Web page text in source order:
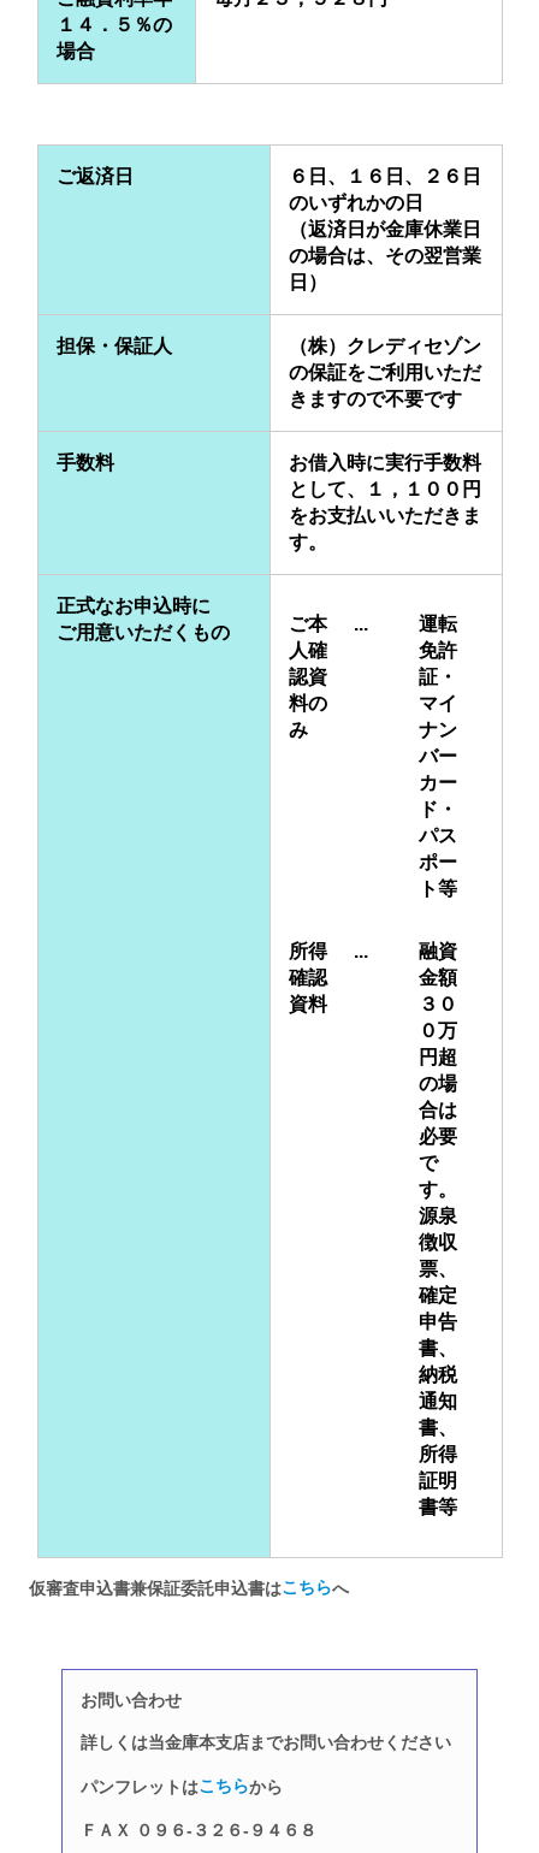
１４．５％の
場合
ご返済日
６日、１６日、２６日
のいずれかの日
（返済日が金庫休業日
の場合は、その翌営業
日）
担保・保証人
（株）クレディセゾン
の保証をご利用いただ
きますので不要です
手数料
お借入時に実行手数料
として、１，１００円
をお支払いいただきま
す。
正式なお申込時に
ご用意いただくもの
ご本
人確
認資
料の
み
...
運転
免許
証・
マイ
ナン
バー
カー
ド・
パス
ポー
ト等
所得
確認
資料
...
融資
金額
３０
０万
円超
の場
合は
必要
で
す。
源泉
徴収
票、
確定
申告
書、
納税
通知
書、
所得
証明
書等
仮審査申込書兼保証委託申込書はこちらへ
お問い合わせ
詳しくは当金庫本支店までお問い合わせください
パンフレットはこちらから
ＦＡＸ ０９６-３２６-９４６８